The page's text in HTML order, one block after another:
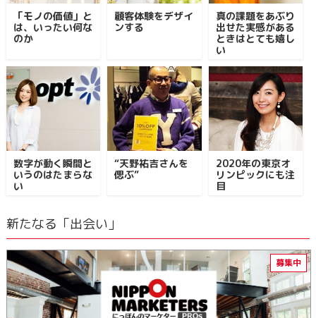
「モノの価値」と
は、いったい何な
のか
顧客体験をデザイ
ンする
真の課題をあぶり
出せた実感がある
ときはとても嬉し
い
数字が動く瞬間と
いうのはたまらな
い
“天野祐吉さんを
偲ぶ”
2020年の東京オ
リンピックにも注
目
新たなる「出会い」